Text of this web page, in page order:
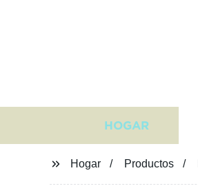
HOGAR
Hogar Productos